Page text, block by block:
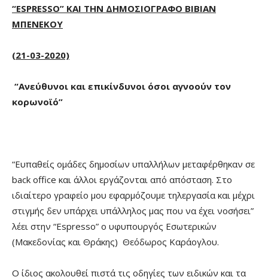
“ESPRESSO” KAI ΤΗΝ ΔΗΜΟΣΙΟΓΡΑΦΟ ΒΙΒΙΑΝ
ΜΠΕΝΕΚΟΥ
(21-03-2020)
“Ανεύθυνοι και επικίνδυνοι όσοι αγνοούν τον
κορωνοϊό”
“Ευπαθείς ομάδες δημοσίων υπαλλήλων μεταφέρθηκαν σε
back office και άλλοι εργάζονται από απόσταση. Στο
ιδιαίτερο γραφείο μου εφαρμόζουμε τηλεργασία και μέχρι
στιγμής δεν υπάρχει υπάλληλος μας που να έχει νοσήσει”
λέει στην “Espresso” ο υφυπουργός Εσωτερικών
(Μακεδονίας και Θράκης) Θεόδωρος Καράογλου.
Ο ίδιος ακολουθεί πιστά τις οδηγίες των ειδικών και τα